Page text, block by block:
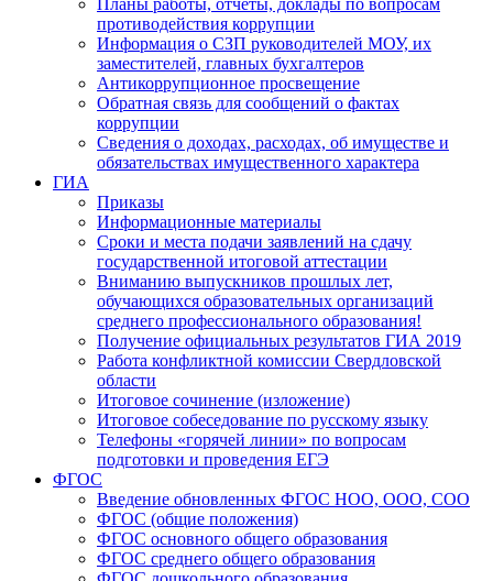
Планы работы, отчеты, доклады по вопросам
противодействия коррупции
Информация о СЗП руководителей МОУ, их
заместителей, главных бухгалтеров
Антикоррупционное просвещение
Обратная связь для сообщений о фактах
коррупции
Сведения о доходах, расходах, об имуществе и
обязательствах имущественного характера
ГИА
Приказы
Информационные материалы
Сроки и места подачи заявлений на сдачу
государственной итоговой аттестации
Вниманию выпускников прошлых лет,
обучающихся образовательных организаций
среднего профессионального образования!
Получение официальных результатов ГИА 2019
Работа конфликтной комиссии Свердловской
области
Итоговое сочинение (изложение)
Итоговое собеседование по русскому языку
Телефоны «горячей линии» по вопросам
подготовки и проведения ЕГЭ
ФГОС
Введение обновленных ФГОС НОО, ООО, СОО
ФГОС (общие положения)
ФГОС основного общего образования
ФГОС среднего общего образования